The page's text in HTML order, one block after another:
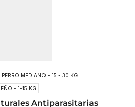
PERRO MEDIANO - 15 - 30 KG
- 1-15 KG
Antiparasitarias